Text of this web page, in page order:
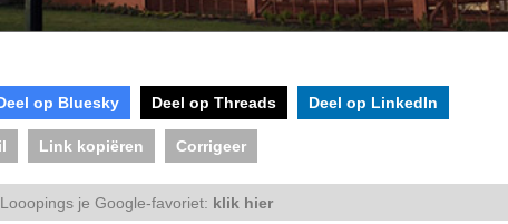
op Bluesky Deel op Threads Deel op LinkedIn
Link kopiëren Corrigeer
je Google-favoriet: klik hier